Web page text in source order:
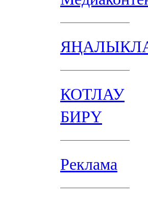
КОТЛАУ
БИРҮ
Реклама